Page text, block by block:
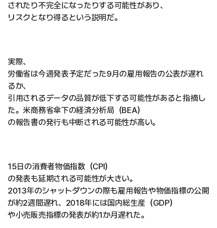
されたり不完全になったりする可能性があり、
リスクとなり得るという説明だ。
実際、
労働省は今週発表予定だった9月の雇用報告の公表が遅れ
るか、
引用されるデータの品質が低下する可能性があると指摘し
た。米商務省傘下の経済分析局（BEA）
の報告書の発行も中断される可能性が高い。
15日の消費者物価指数（CPI）
の発表も延期される可能性が大きい。
2013年のシャットダウンの際も雇用報告や物価指標の公開
が約2週間遅れ、2018年には国内総生産（GDP）
や小売販売指標の発表が約1か月遅れた。